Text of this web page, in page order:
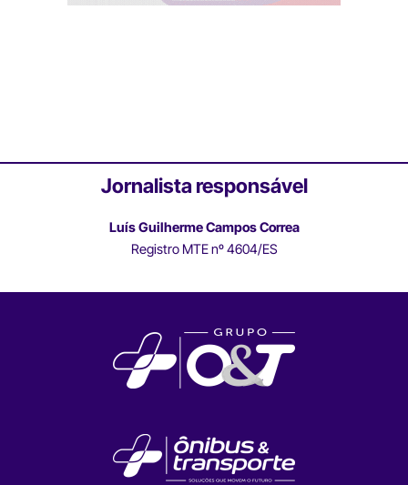
Jornalista responsável
Luís Guilherme Campos Correa
Registro MTE nº 4604/ES